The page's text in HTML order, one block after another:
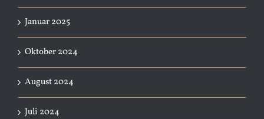
Januar 2025
Oktober 2024
August 2024
Juli 2024